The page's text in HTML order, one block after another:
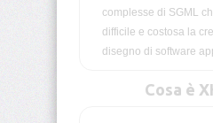
complesse di SGML
difficile e costosa la
disegno di software
Cosa è